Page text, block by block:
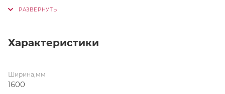
Материал фасада МДФ
(ВхГ) 715х300 мм
Характеристики
Ширина,мм
1600